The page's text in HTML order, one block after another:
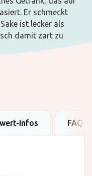
Er schmeckt
ist lecker als
damit zart zu
Infos FAQ